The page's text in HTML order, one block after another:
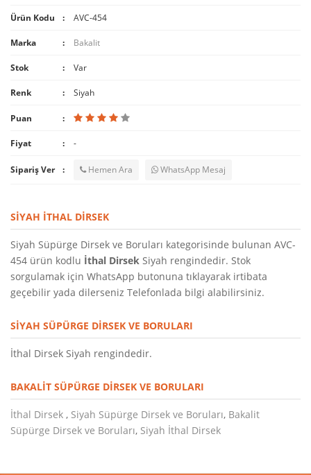
Ürün Kodu AVC-454
Marka Bakalit
Stok Var
Renk Siyah
Puan
Fiyat -
Sipariş Ver Hemen Ara WhatsApp Mesaj
SIYAH İTHAL DIRSEK
Siyah Süpürge Dirsek ve Boruları kategorisinde bulunan AVC-
454 ürün kodlu İthal Dirsek Siyah rengindedir. Stok
sorgulamak için WhatsApp butonuna tıklayarak irtibata
geçebilir yada dilerseniz Telefonlada bilgi alabilirsiniz.
SIYAH SÜPÜRGE DIRSEK VE BORULARI
İthal Dirsek Siyah rengindedir.
BAKALIT SÜPÜRGE DIRSEK VE BORULARI
İthal Dirsek , Siyah Süpürge Dirsek ve Boruları, Bakalit
Süpürge Dirsek ve Boruları, Siyah İthal Dirsek